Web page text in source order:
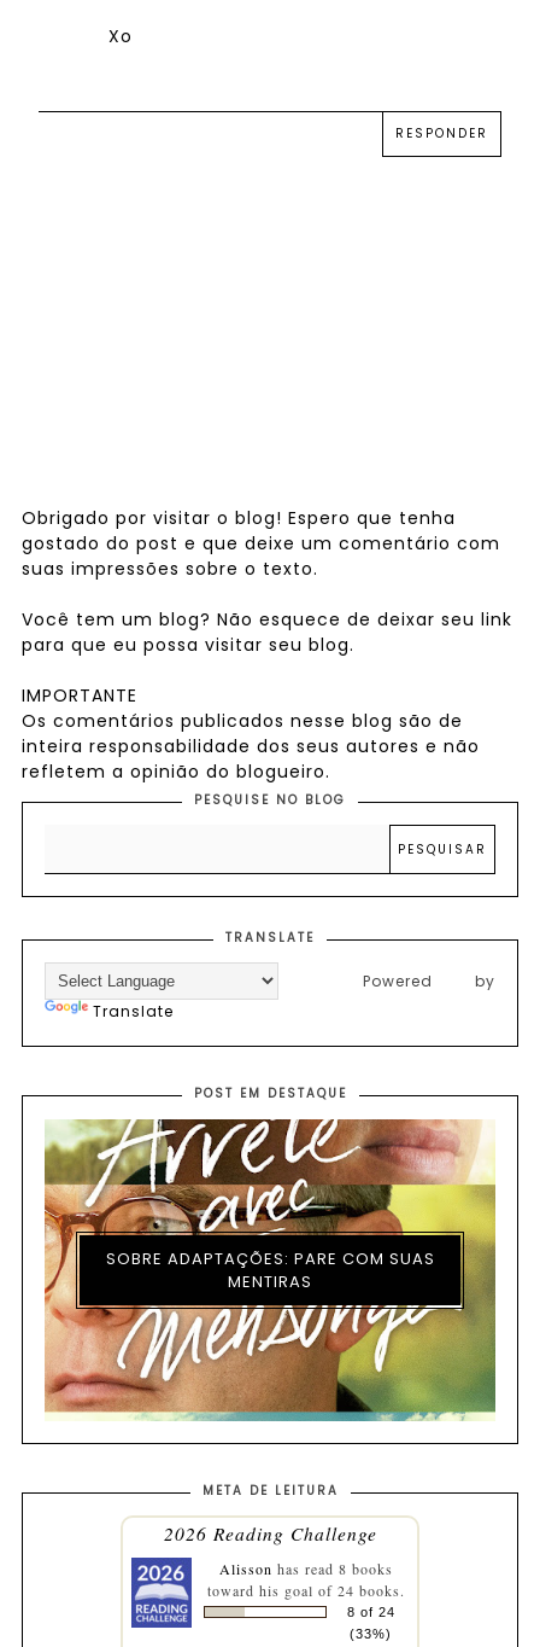
Xo
RESPONDER
Obrigado por visitar o blog! Espero que tenha
gostado do post e que deixe um comentário com
suas impressões sobre o texto.
Você tem um blog? Não esquece de deixar seu link
para que eu possa visitar seu blog.
IMPORTANTE
Os comentários publicados nesse blog são de
inteira responsabilidade dos seus autores e não
refletem a opinião do blogueiro.
PESQUISE NO BLOG
TRANSLATE
Powered by
Translate
POST EM DESTAQUE
SOBRE ADAPTAÇÕES: PARE COM SUAS
MENTIRAS
META DE LEITURA
2026 Reading Challenge
Alisson has read 8 books
toward his goal of 24 books.
8 of 24
(33%)